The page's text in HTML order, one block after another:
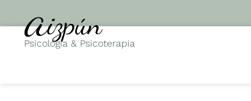
Psicología & Psicoterapia